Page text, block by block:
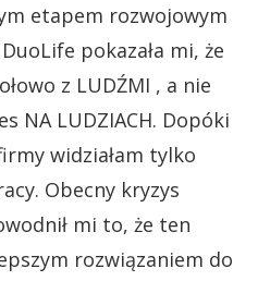
etapem rozwojowym
pokazała mi, że
z LUDŹMI , a nie
NA LUDZIACH. Dopóki
widziałam tylko
Obecny kryzys
mi to, że ten
rozwiązaniem do